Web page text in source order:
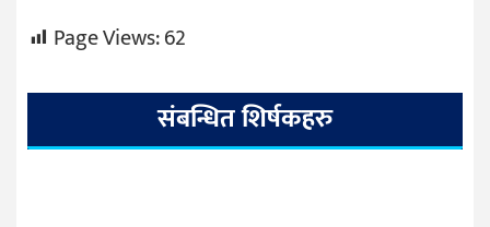
Page Views:62
संबन्धित शिर्षकहरु